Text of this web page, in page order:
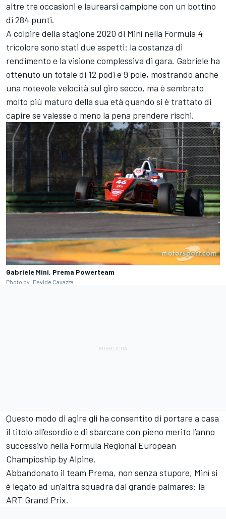
altre tre occasioni e laurearsi campione con un bottino
di 284 punti.
A colpire della stagione 2020 di Minì nella Formula 4
tricolore sono stati due aspetti: la costanza di
rendimento e la visione complessiva di gara. Gabriele ha
ottenuto un totale di 12 podi e 9 pole, mostrando anche
una notevole velocità sul giro secco, ma è sembrato
molto più maturo della sua età quando si è trattato di
capire se valesse o meno la pena prendere rischi.
Gabriele Mini, Prema Powerteam
Photo by: Davide Cavazza
Questo modo di agire gli ha consentito di portare a casa
il titolo all’esordio e di sbarcare con pieno merito l’anno
successivo nella Formula Regional European
Champioship by Alpine.
Abbandonato il team Prema, non senza stupore, Minì si
è legato ad un’altra squadra dal grande palmares: la
ART Grand Prix.